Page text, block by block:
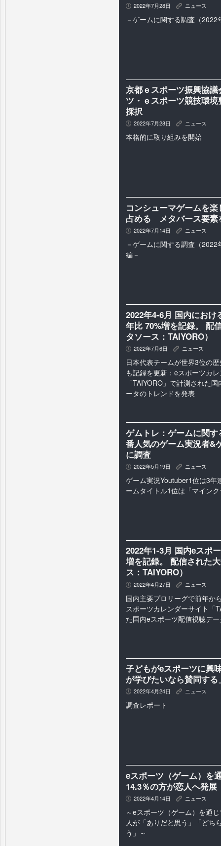
P 2022年7月28日 K ニュース
－ゲームに関する調査（
京都ｅスポーツ振興協
ツ・ｅスポーツ競技環
採択
P 2022年7月28日 K ニュース
本格的に取り組みを開始
コンシューマゲームを
占める メタバース要素
P 2022年7月14日 K ニュース
－ゲームに関する調査（
編－
2022年4-6月 国内にお
年比 70%増を記録。 配
タソース：TAIYORO）
P 2022年7月6日 K ニュース
日本代表チームが世界3位の
も記録を更新：eスポーツカ
「TAIYORO」で計測された
ータのトレンドを発表
ゲムトレ：ゲームに関
番人気のゲーム実況者&
に調査
P 2022年5月19日 K ニュース
ゲーム実況Youtuber1位は3年
ームタイトル1位は「マイン
2022年1-3月 国内eスポ
増を記録。 配信された
ス：TAIYORO）
P 2022年4月27日 K ニュース
国内主要プロリーグで前年か
スポーツカレンダーサイト「
た国内eスポーツ配信視聴デ
子どもがeスポーツに興
が学びたいなら賛同する
P 2022年4月24日 K ニュース
調査レポート
eスポーツ（ゲーム）を
14.3％の方が恋人へ発展
P 2022年4月14日 K ニュース
～eスポーツ（ゲーム）を通
人が「ありだと思う」「どち
う」～